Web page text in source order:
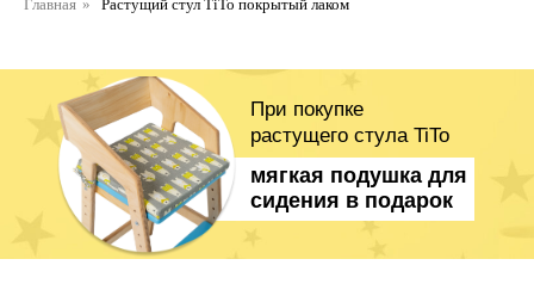
Ваш город:
Главная » Растущий стул TiTo покрытый лаком
При покупке
растущего стула TiTo
мягкая подушка для
сидения в подарок